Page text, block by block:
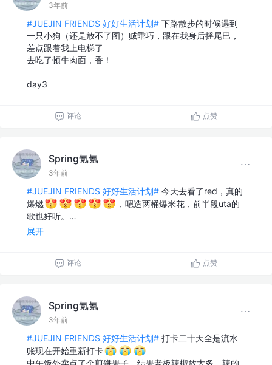
3年前
#JUEJIN FRIENDS 好好生活计划# 下路散步的时候遇到
一只小狗（还是放不了图）贼乖巧，跟在我身后摇尾巴，
差点跟着我上电梯了
去吃了顿牛肉面，香！
day3
评论 点赞
Spring氪氪
3年前
#JUEJIN FRIENDS 好好生活计划# 今天去看了red，真的
爆燃
，嗯造两桶爆米花，前半段uta的
歌也好听。…
展开
评论 点赞
Spring氪氪
3年前
#JUEJIN FRIENDS 好好生活计划# 打卡二十天全是流水
账现在开始重新打卡
中午饭外卖点了个煎饼果子，结果老板辣椒放太多，辣的